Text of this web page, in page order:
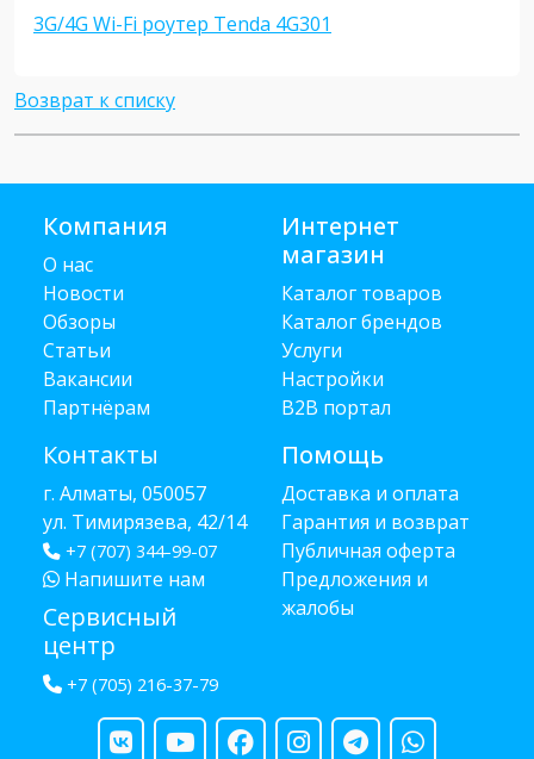
3G/4G Wi-Fi роутер Tenda 4G301
Возврат к списку
Компания
О нас
Новости
Обзоры
Статьи
Вакансии
Партнёрам
Контакты
г. Алматы, 050057
ул. Тимирязева, 42/14
+7 (707) 344-99-07
Напишите нам
Сервисный
центр
+7 (705) 216-37-79
Интернет
магазин
Каталог товаров
Каталог брендов
Услуги
Настройки
B2B портал
Помощь
Доставка и оплата
Гарантия и возврат
Публичная оферта
Предложения и
жалобы